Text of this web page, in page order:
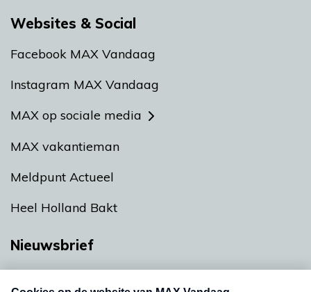
Websites & Social
Facebook MAX Vandaag
Instagram MAX Vandaag
MAX op sociale media
MAX vakantieman
Meldpunt Actueel
Heel Holland Bakt
Nieuwsbrief